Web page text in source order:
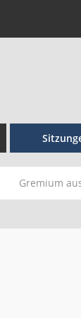
Gremium